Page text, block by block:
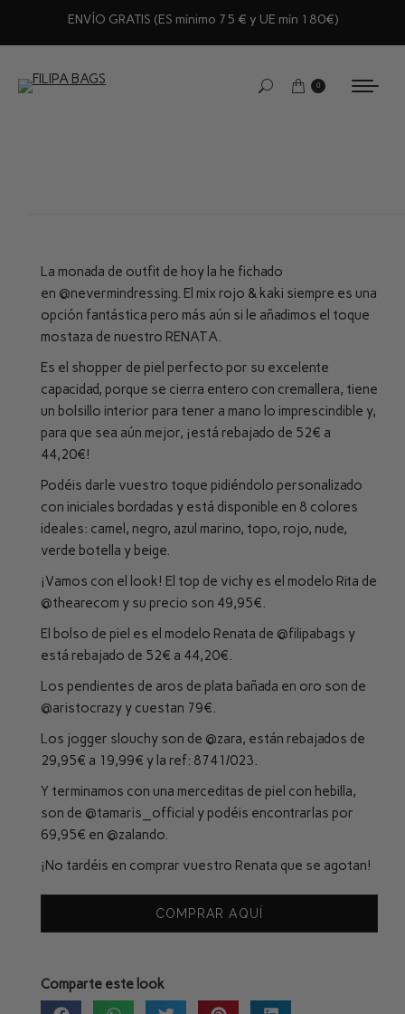
ENVÍO GRATIS (ES mínimo 75 € y UE mín 180€)
0
La monada de outfit de hoy la he fichado
en @nevermindressing. El mix rojo & kaki siempre es una
opción fantástica pero más aún si le añadimos el toque
mostaza de nuestro RENATA.
Es el shopper de piel perfecto por su excelente
capacidad, porque se cierra entero con cremallera, tiene
un bolsillo interior para tener a mano lo imprescindible y,
para que sea aún mejor, ¡está rebajado de 52€ a
44,20€!
Podéis darle vuestro toque pidiéndolo personalizado
con iniciales bordadas y está disponible en 8 colores
ideales: camel, negro, azul marino, topo, rojo, nude,
verde botella y beige.
¡Vamos con el look! El top de vichy es el modelo Rita de
@thearecom y su precio son 49,95€.
El bolso de piel es el modelo Renata de @filipabags y
está rebajado de 52€ a 44,20€.
Los pendientes de aros de plata bañada en oro son de
@aristocrazy y cuestan 79€.
Los jogger slouchy son de @zara, están rebajados de
29,95€ a 19,99€ y la ref: 8741/023.
Y terminamos con una merceditas de piel con hebilla,
son de @tamaris_official y podéis encontrarlas por
69,95€ en @zalando.
¡No tardéis en comprar vuestro Renata que se agotan!
COMPRAR AQUÍ
Comparte este look